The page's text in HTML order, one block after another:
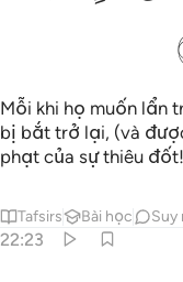
Mỗi khi họ muốn lẩn
bị bắt trở lại, (và
phạt của sự thiêu
Tafsirs Bài học Suy
22:23